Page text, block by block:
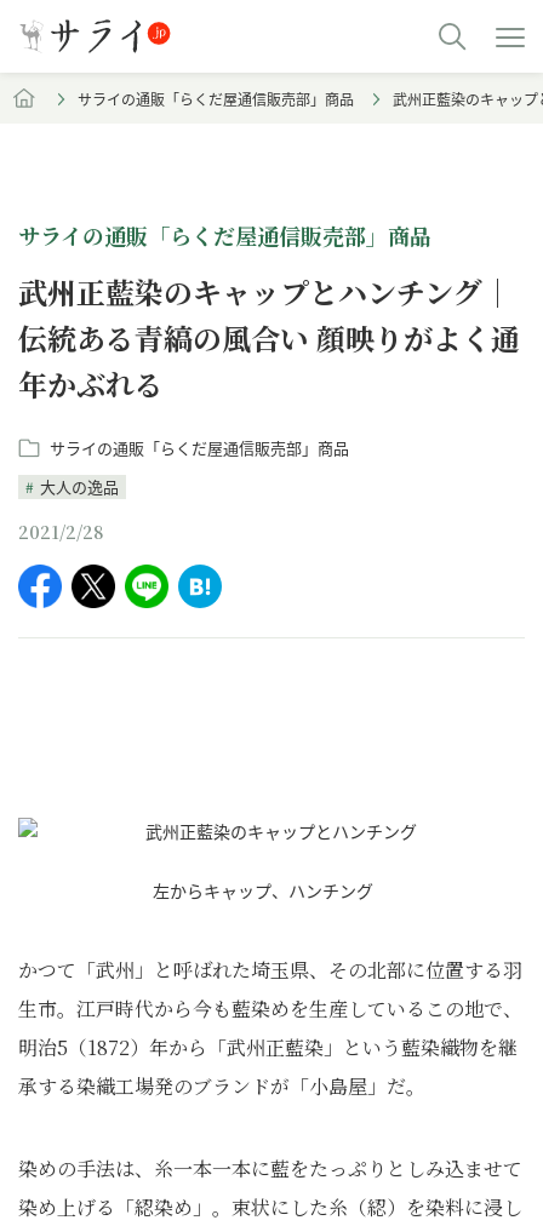
サライの通販「らくだ屋通信販売部」商品 武州正藍染のキャッ
サライの通販「らくだ屋通信販売部」商品
武州正藍染のキャップとハンチング｜
伝統ある青縞の風合い 顔映りがよく通
年かぶれる
サライの通販「らくだ屋通信販売部」商品
大人の逸品
2021/2/28
左からキャップ、ハンチング
かつて「武州」と呼ばれた埼玉県、その北部に位置する羽
生市。江戸時代から今も藍染めを生産しているこの地で、
明治5（1872）年から「武州正藍染」という藍染織物を継
承する染織工場発のブランドが「小島屋」だ。
染めの手法は、糸一本一本に藍をたっぷりとしみ込ませて
染め上げる「綛染め」。束状にした糸（綛）を染料に浸し